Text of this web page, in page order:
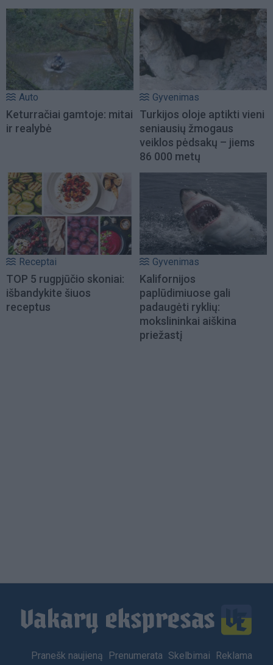
Auto
Keturračiai gamtoje: mitai
ir realybė
Gyvenimas
Turkijos oloje aptikti vieni
seniausių žmogaus
veiklos pėdsakų – jiems
86 000 metų
Receptai
TOP 5 rugpjūčio skoniai:
išbandykite šiuos
receptus
Gyvenimas
Kalifornijos
paplūdimiuose gali
padaugėti ryklių:
mokslininkai aiškina
priežastį
Footer
Pranešk naujieną Prenumerata Skelbimai Reklama